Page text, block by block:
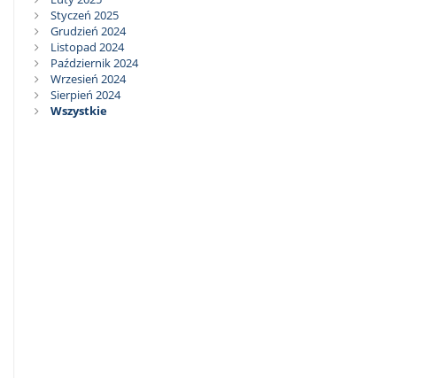
Styczeń 2025
Grudzień 2024
Listopad 2024
Październik 2024
Wrzesień 2024
Sierpień 2024
Wszystkie